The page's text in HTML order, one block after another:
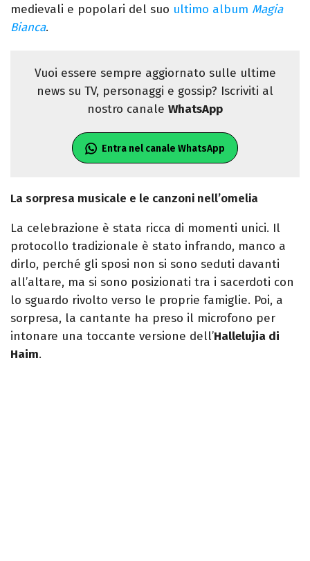
medievali e popolari del suo ultimo album Magia
Bianca.
Vuoi essere sempre aggiornato sulle ultime
news su TV, personaggi e gossip? Iscriviti al
nostro canale WhatsApp
Entra nel canale WhatsApp
La sorpresa musicale e le canzoni nell’omelia
La celebrazione è stata ricca di momenti unici. Il
protocollo tradizionale è stato infrando, manco a
dirlo, perché gli sposi non si sono seduti davanti
all’altare, ma si sono posizionati tra i sacerdoti con
lo sguardo rivolto verso le proprie famiglie. Poi, a
sorpresa, la cantante ha preso il microfono per
intonare una toccante versione dell’Hallelujia di
Haim.